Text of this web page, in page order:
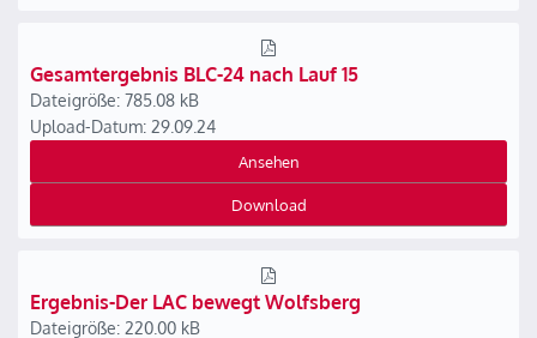
Gesamtergebnis BLC-24 nach Lauf 15
Dateigröße: 785.08 kB
Upload-Datum: 29.09.24
Ansehen
Download
Ergebnis-Der LAC bewegt Wolfsberg
Dateigröße: 220.00 kB